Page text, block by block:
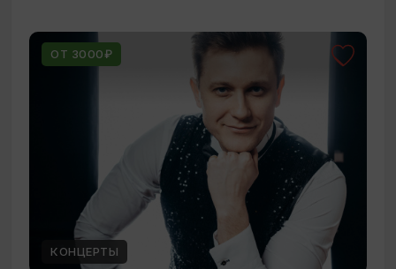
ОТ 3000₽
КОНЦЕРТЫ